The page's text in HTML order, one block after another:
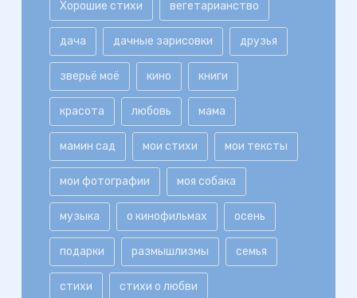
Хорошие стихи вегетарианство
дача дачные зарисовки друзья
зверьё моё кино книги
красота любовь мама
мамин сад мои стихи мои тексты
мои фотографии моя собака
музыка о кинофильмах осень
подарки размышлизмы семья
стихи стихи о любви